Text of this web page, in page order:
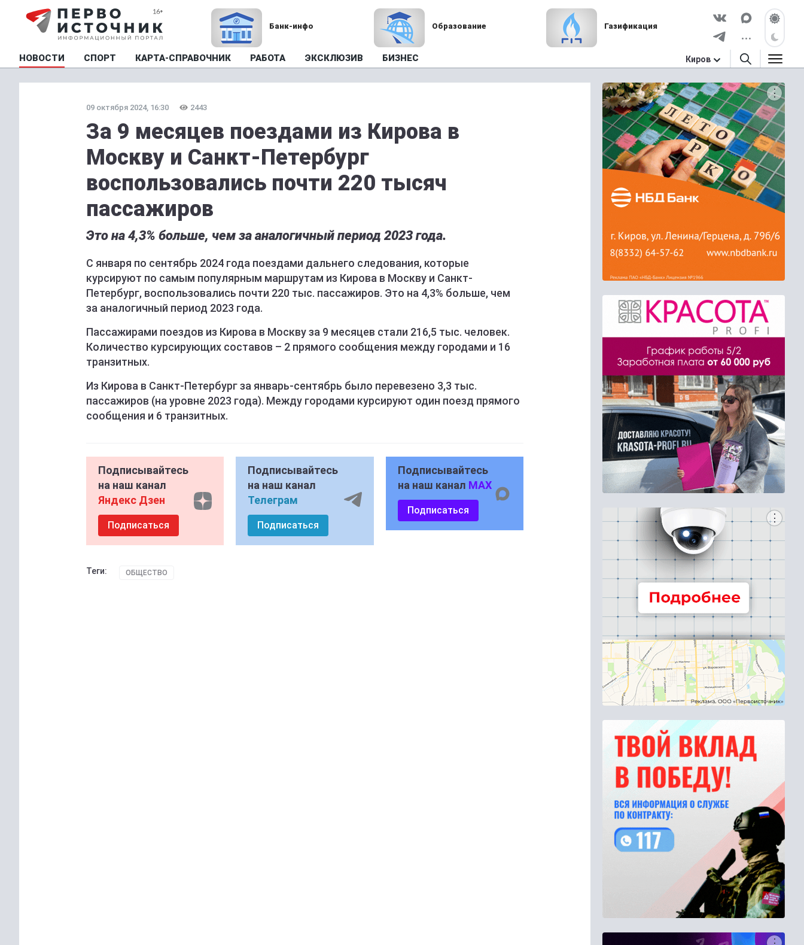
Банк-инфо Образование Газификация
НОВОСТИ СПОРТ КАРТА-СПРАВОЧНИК РАБОТА ЭКСКЛЮЗИВ БИЗНЕС Киров
09 октября 2024, 16:30 2443
За 9 месяцев поездами из Кирова в
Москву и Санкт-Петербург
воспользовались почти 220 тысяч
пассажиров
Это на 4,3% больше, чем за аналогичный период 2023 года.
С января по сентябрь 2024 года поездами дальнего следования, которые
курсируют по самым популярным маршрутам из Кирова в Москву и Санкт-
Петербург, воспользовались почти 220 тыс. пассажиров. Это на 4,3% больше, чем
за аналогичный период 2023 года.
Пассажирами поездов из Кирова в Москву за 9 месяцев стали 216,5 тыс. человек.
Количество курсирующих составов – 2 прямого сообщения между городами и 16
транзитных.
Из Кирова в Санкт-Петербург за январь-сентябрь было перевезено 3,3 тыс.
пассажиров (на уровне 2023 года). Между городами курсируют один поезд прямого
сообщения и 6 транзитных.
Подписывайтесь
на наш канал
Яндекс Дзен
Подписаться
Подписывайтесь
на наш канал
Телеграм
Подписаться
Подписывайтесь
на наш канал MAX
Подписаться
Теги: ОБЩЕСТВО